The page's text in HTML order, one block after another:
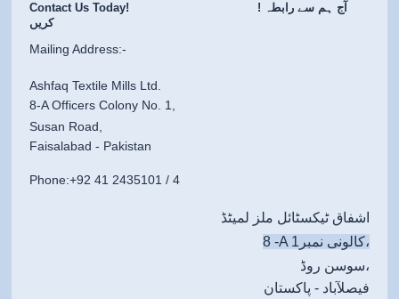
Contact Us Today! ! آج ہم سے رابطہ
کریں
Mailing Address:-
Ashfaq Textile Mills Ltd.
8-A Officers Colony No. 1,
Susan Road,
Faisalabad - Pakistan
Phone:+92 41 2435101 / 4
اشفاق ٹیکسٹائل ملز لمیٹڈ
8 -A کالونی نمبر1،
سوسن روڈ،
فیصلآباد - پاکستان